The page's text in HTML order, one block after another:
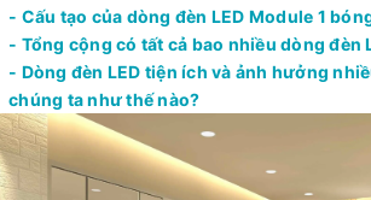
- Cấu tạo của dòng đèn LED Module 1
- Tổng cộng có tất cả bao nhiều dòng đèn
- Dòng đèn LED tiện ích và ảnh hưởng
chúng ta như thế nào?